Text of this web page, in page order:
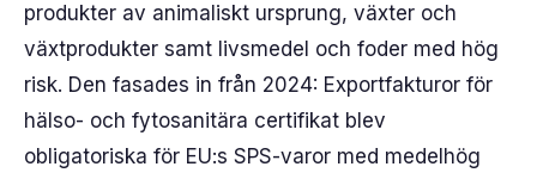
produkter av animaliskt ursprung, växter och
växtprodukter samt livsmedel och foder med hög
risk. Den fasades in från 2024: Exportfakturor för
hälso- och fytosanitära certifikat blev
obligatoriska för EU:s SPS-varor med medelhög